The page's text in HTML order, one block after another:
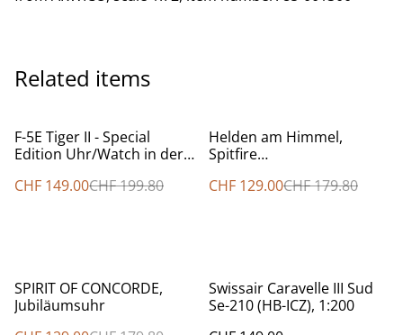
Related items
%
F-5E Tiger II - Special
Edition Uhr/Watch in der
CHF 149.00CHF 199.80
%
Helden am Himmel,
Spitfire
CHF 129.00CHF 179.80
%
SPIRIT OF CONCORDE,
Jubiläumsuhr
Swissair Caravelle III Sud
Se-210 (HB-ICZ), 1:200